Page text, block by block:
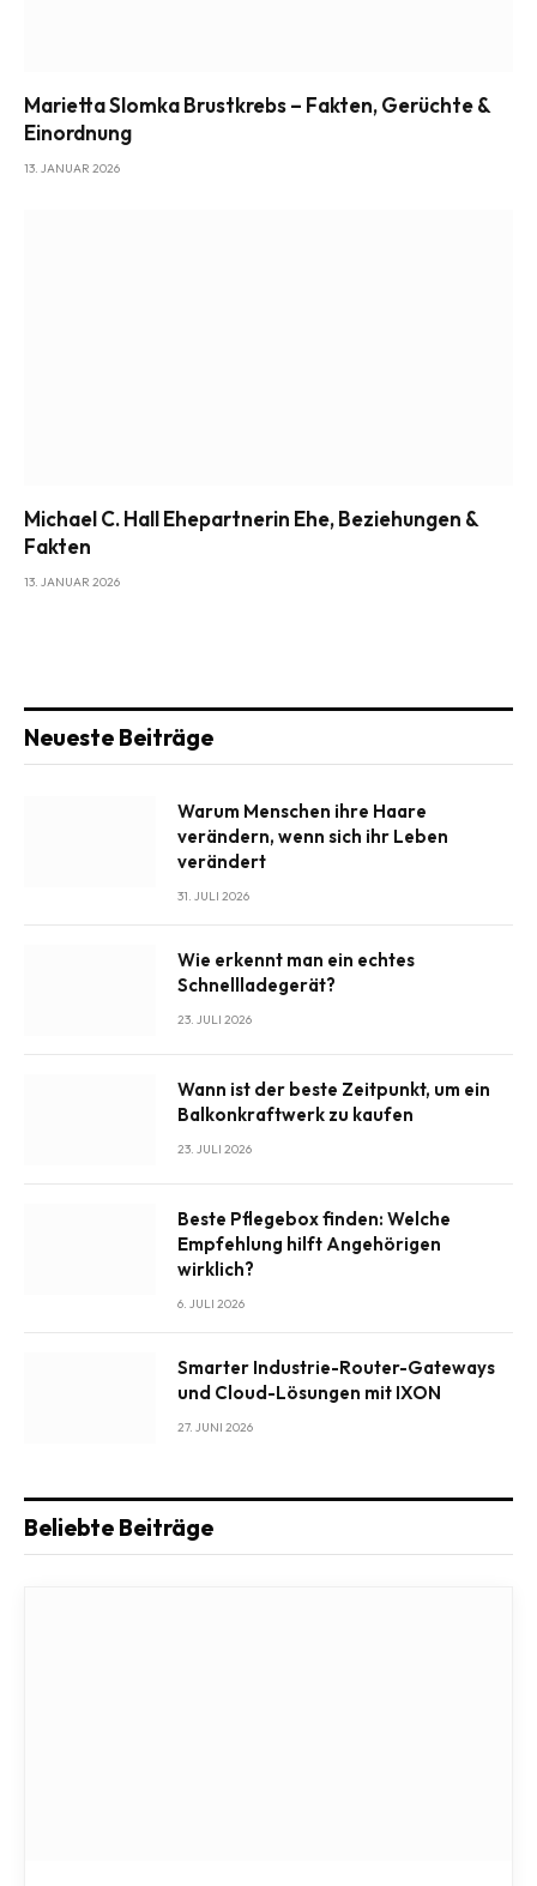
Marietta Slomka Brustkrebs – Fakten, Gerüchte &
Einordnung
13. JANUAR 2026
Michael C. Hall Ehepartnerin Ehe, Beziehungen &
Fakten
13. JANUAR 2026
Neueste Beiträge
Warum Menschen ihre Haare
verändern, wenn sich ihr Leben
verändert
31. JULI 2026
Wie erkennt man ein echtes
Schnellladegerät?
23. JULI 2026
Wann ist der beste Zeitpunkt, um ein
Balkonkraftwerk zu kaufen
23. JULI 2026
Beste Pflegebox finden: Welche
Empfehlung hilft Angehörigen
wirklich?
6. JULI 2026
Smarter Industrie-Router-Gateways
und Cloud-Lösungen mit IXON
27. JUNI 2026
Beliebte Beiträge